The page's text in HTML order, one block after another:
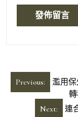
文
章
Previous:
濫用
Next:
連